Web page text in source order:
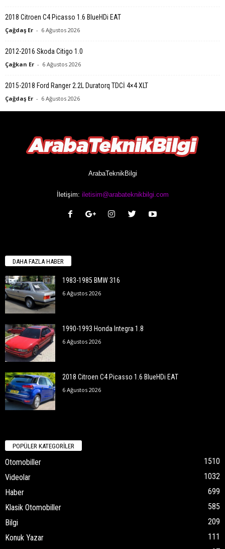
2018 Citroen C4 Picasso 1.6 BlueHDi EAT
Çağdaş Er - 6 Ağustos 2026
2012-2016 Skoda Citigo 1.0
Çağkan Er - 6 Ağustos 2026
2015-2018 Ford Ranger 2.2L Duratorq TDCİ 4×4 XLT
Çağdaş Er - 6 Ağustos 2026
ArabaTeknikBilgi
İletişim: iletisim@arabateknikbilgi.com
DAHA FAZLA HABER
1983-1985 BMW 316
6 Ağustos 2026
1990-1993 Honda Integra 1.8
6 Ağustos 2026
2018 Citroen C4 Picasso 1.6 BlueHDi EAT
6 Ağustos 2026
POPÜLER KATEGORİLER
Otomobiller
1510
Videolar
1032
Haber
699
Klasik Otomobiller
585
Bilgi
209
Konuk Yazar
111